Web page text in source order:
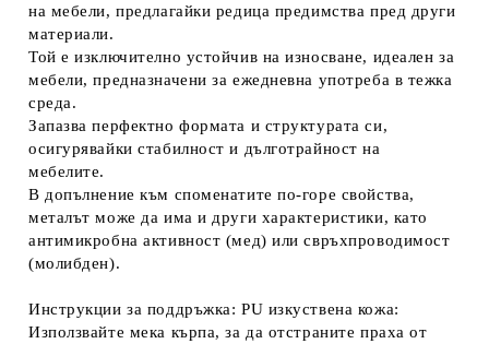
на мебели, предлагайки редица предимства пред други
материали.
Той е изключително устойчив на износване, идеален за
мебели, предназначени за ежедневна употреба в тежка
среда.
Запазва перфектно формата и структурата си,
осигурявайки стабилност и дълготрайност на
мебелите.
В допълнение към споменатите по-горе свойства,
металът може да има и други характеристики, като
антимикробна активност (мед) или свръхпроводимост
(молибден).
Инструкции за поддръжка: PU изкуствена кожа:
Използвайте мека кърпа, за да отстраните праха от